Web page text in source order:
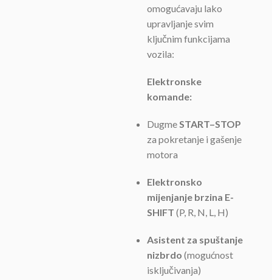
omogućavaju lako
upravljanje svim
ključnim funkcijama
vozila:
Elektronske
komande:
DugmeSTART–STOP
za pokretanje i gašenje
motora
Elektronsko
mijenjanje brzina E-
SHIFT (P, R, N, L, H)
Asistent za spuštanje
nizbrdo (mogućnost
isključivanja)